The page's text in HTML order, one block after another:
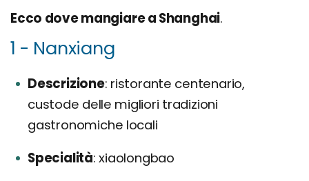
Ecco dove mangiare a Shanghai.
1 - Nanxiang
Descrizione ristorante centenario,
custode delle migliori tradizioni
gastronomiche locali
Specialità xiaolongbao